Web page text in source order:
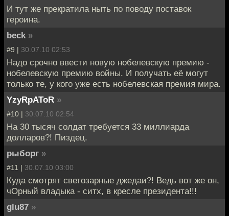
И тут же прекратила ныть по поводу поставок
героина.
beck »
#9 | 30.07.10 02:53
Надо срочно ввести новую нобелевскую премию -
нобелевскую премию войны. И получать её могут
только те, у кого уже есть нобелевская премия мира.
YzyRpAToR »
#10 | 30.07.10 02:54
На 30 тысяч солдат требуется 33 миллиарда
долларов?! Пиздец.
рыборг »
#11 | 30.07.10 03:00
Куда смотрят светозарные джедаи?! Ведь вот же он,
чОрный владыка - ситх, в кресле президента!!!
glu87 »